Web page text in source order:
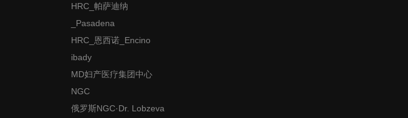
HRC_帕萨迪纳
_Pasadena
HRC_恩西诺_Encino
ibady
MD妇产医疗集团中心
NGC
俄罗斯NGC·Dr. Lobzeva